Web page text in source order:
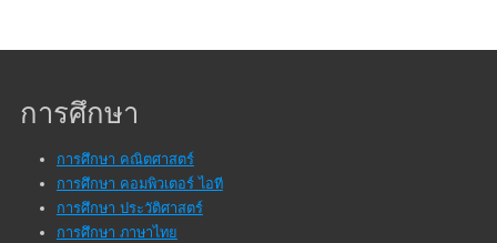
การศึกษา
การศึกษา คณิตศาสตร์
การศึกษา คอมพิวเตอร์ ไอที
การศึกษา ประวัติศาสตร์
การศึกษา ภาษาไทย